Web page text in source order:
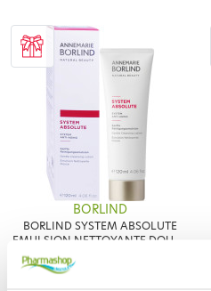
BORLIND
BORLIND SYSTEM ABSOLUTE
EMULSION NETTOYANTE DOUCE
24,80 €